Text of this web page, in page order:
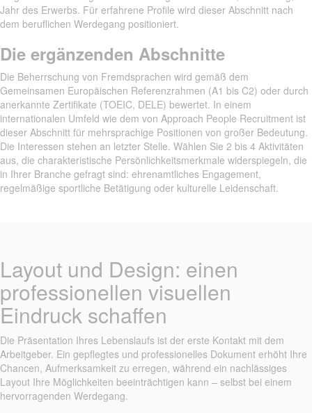
Jahr des Erwerbs. Für erfahrene Profile wird dieser Abschnitt nach
dem beruflichen Werdegang positioniert.
Die ergänzenden Abschnitte
Die Beherrschung von Fremdsprachen wird gemäß dem
Gemeinsamen Europäischen Referenzrahmen (A1 bis C2) oder durch
anerkannte Zertifikate (TOEIC, DELE) bewertet. In einem
internationalen Umfeld wie dem von Approach People Recruitment ist
dieser Abschnitt für mehrsprachige Positionen von großer Bedeutung.
Die Interessen stehen an letzter Stelle. Wählen Sie 2 bis 4 Aktivitäten
aus, die charakteristische Persönlichkeitsmerkmale widerspiegeln, die
in Ihrer Branche gefragt sind: ehrenamtliches Engagement,
regelmäßige sportliche Betätigung oder kulturelle Leidenschaft.
Layout und Design: einen
professionellen visuellen
Eindruck schaffen
Die Präsentation Ihres Lebenslaufs ist der erste Kontakt mit dem
Arbeitgeber. Ein gepflegtes und professionelles Dokument erhöht Ihre
Chancen, Aufmerksamkeit zu erregen, während ein nachlässiges
Layout Ihre Möglichkeiten beeinträchtigen kann – selbst bei einem
hervorragenden Werdegang.